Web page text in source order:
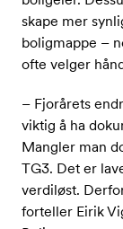
skape mer
boligmappe –
ofte velger
– Fjorårets
viktig å ha
Mangler man
TG3. Det er
verdiløst.
forteller Eirik